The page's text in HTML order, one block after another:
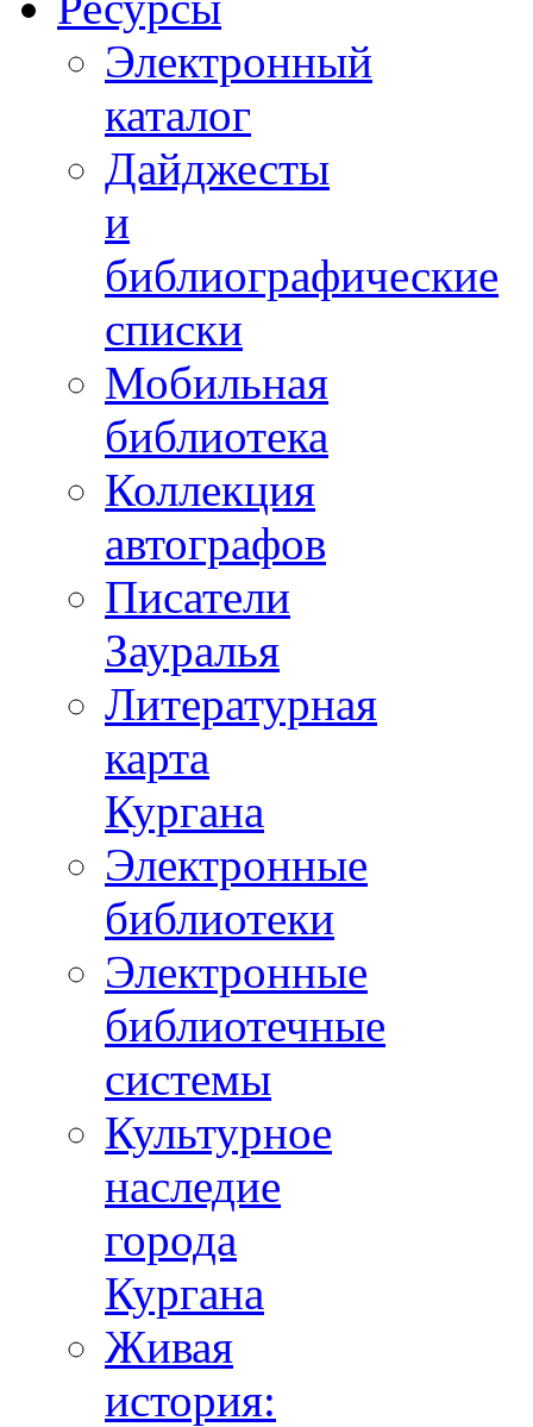
Электронный
каталог
Дайджесты
и
библиографические
списки
Мобильная
библиотека
Коллекция
автографов
Писатели
Зауралья
Литературная
карта
Кургана
Электронные
библиотеки
Электронные
библиотечные
системы
Культурное
наследие
города
Кургана
Живая
история: